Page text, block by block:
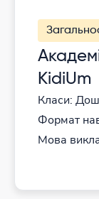
KidiUm
Класи:
Формат
Мова